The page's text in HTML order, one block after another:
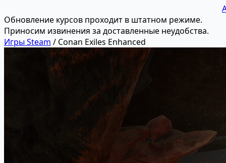
Обновление курсов проходит в штатном режиме.
Приносим извинения за доставленные неудобства.
Игры Steam / Conan Exiles Enhanced